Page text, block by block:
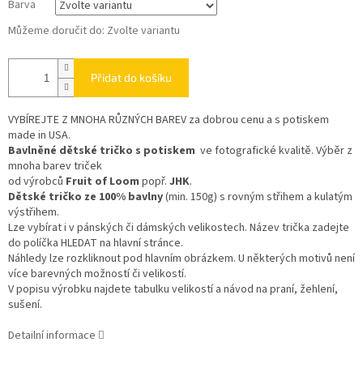
Barva
Můžeme doručit do: Zvolte variantu
Přidat do košíku
VYBÍREJTE Z MNOHA RŮZNÝCH BAREV za dobrou cenu a s potiskem
made in USA.
Bavlněné dětské tričko s potiskem ve fotografické kvalitě. Výběr z
mnoha barev triček
od výrobců Fruit of Loom popř. JHK.
Dětské tričko ze 100% bavlny(min. 150g) s rovným střihem a kulatým
výstřihem.
Lze vybírat i v pánských či dámských velikostech. Název trička zadejte
do políčka HLEDAT na hlavní stránce.
Náhledy lze rozkliknout pod hlavním obrázkem. U některých motivů není
více barevných možností či velikostí.
V popisu výrobku najdete tabulku velikostí a návod na praní, žehlení,
sušení.
Detailní informace